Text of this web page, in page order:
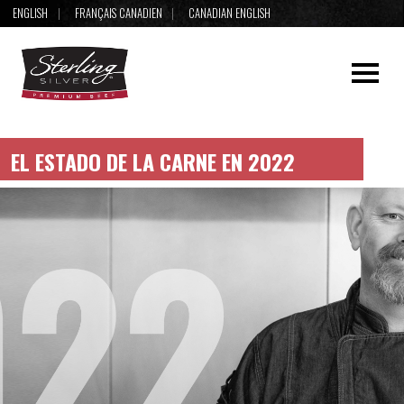
ENGLISH FRANÇAIS CANADIEN CANADIAN ENGLISH
EL ESTADO DE LA CARNE EN 2022